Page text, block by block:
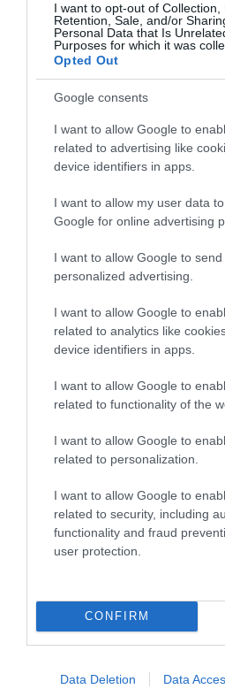
I want to opt-out of Collection,
Retention, Sale, and/or
Personal Data that Is
Purposes for which it was
Opted Out
Google consents
I want to allow Google to
related to advertising like
device identifiers in apps.
I want to allow my user data
Google for online advertising
I want to allow Google to send
personalized advertising.
I want to allow Google to
related to analytics like
device identifiers in apps.
I want to allow Google to
related to functionality of the
I want to allow Google to
related to personalization.
I want to allow Google to
related to security, including
functionality and fraud
user protection.
CONFIRM
Data Deletion Data
KIHÍVÁSOK A
35 PERCES
2026.
ELNÖKNEK A
2026.
ÚJ MAGYAR
TELJES
2026.
TATA
AMIKÉRT
2026.